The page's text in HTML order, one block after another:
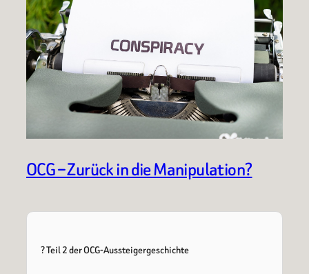
OCG – Zurück in die Manipulation?
? Teil 2 der OCG-Aussteigergeschichte